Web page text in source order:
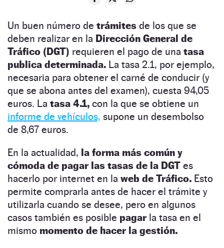
Un buen número de trámites de los que se
deben realizar en la Dirección General de
Tráfico (DGT) requieren el pago de una tasa
publica determinada. La tasa 2.1, por ejemplo,
necesaria para obtener el carné de conducir (y
que se abona antes del examen), cuesta 94,05
euros. La tasa 4.1, con la que se obtiene un
informe de vehículos, supone un desembolso
de 8,67 euros.
En la actualidad, la forma más común y
cómoda de pagar las tasas de la DGT es
hacerlo por internet en la web de Tráfico. Esto
permite comprarla antes de hacer el trámite y
utilizarla cuando se desee, pero en algunos
casos también es posible pagar la tasa en el
mismo momento de hacer la gestión.